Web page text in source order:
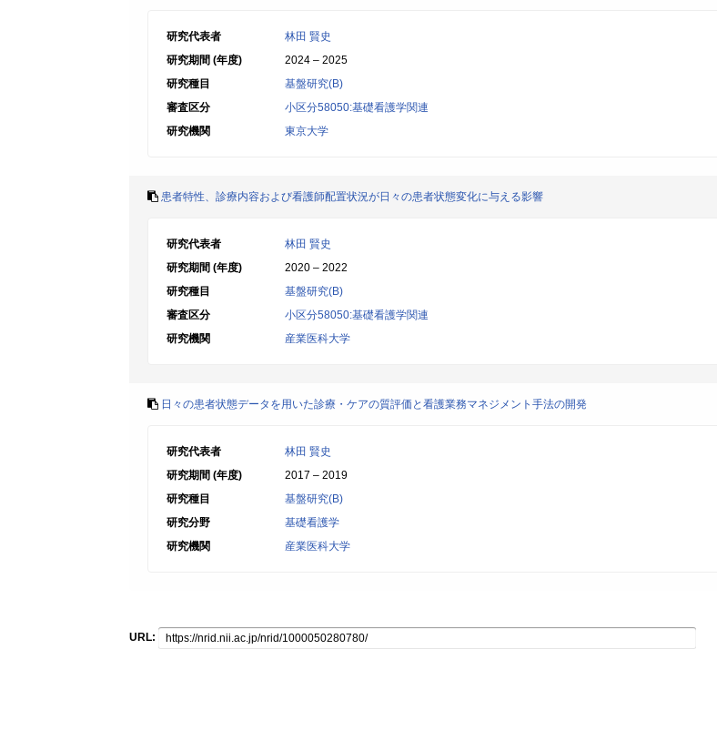
研究代表者
林田 賢史
研究期間 (年度)
2024 – 2025
研究種目
基盤研究(B)
審査区分
小区分58050:基礎看護学関連
研究機関
東京大学
患者特性、診療内容および看護師配置状況が日々の患者状態変化に与える影響
研究代表者
林田 賢史
研究期間 (年度)
2020 – 2022
研究種目
基盤研究(B)
審査区分
小区分58050:基礎看護学関連
研究機関
産業医科大学
日々の患者状態データを用いた診療・ケアの質評価と看護業務マネジメント手法の開発
研究代表者
林田 賢史
研究期間 (年度)
2017 – 2019
研究種目
基盤研究(B)
研究分野
基礎看護学
研究機関
産業医科大学
URL: